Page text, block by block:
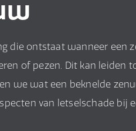
die ontstaat wanneer een
of pezen. Dit kan leiden
we wat een beknelde
van letselschade bij